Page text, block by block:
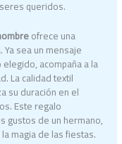
queridos.
ofrece una
sea un mensaje
acompaña a la
La calidad textil
su duración en el
Este regalo
gustos de un hermano,
magia de las fiestas.